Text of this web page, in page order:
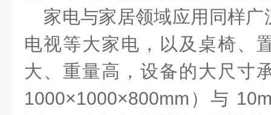
家电与家居领域应用同样广
电视等大家电，以及桌椅、
大、重量高，设备的大尺寸
1000×1000×800mm）与